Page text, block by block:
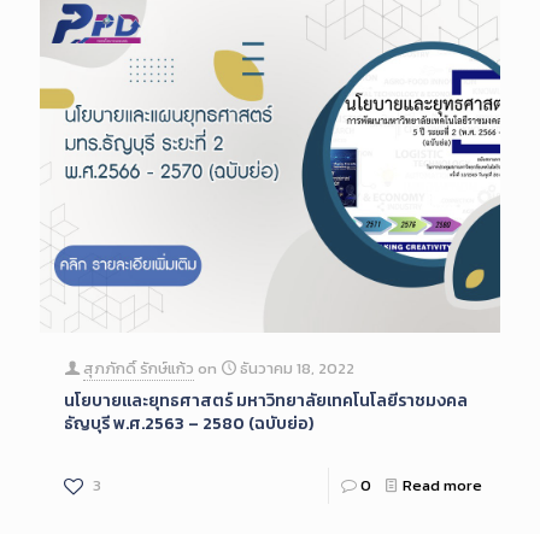
สุภภักดิ์ รักษ์แก้ว on ธันวาคม 18, 2022
นโยบายและยุทธศาสตร์ มหาวิทยาลัยเทคโนโลยีราชมงคล
ธัญบุรี พ.ศ.2563 – 2580 (ฉบับย่อ)
3 0 Read more